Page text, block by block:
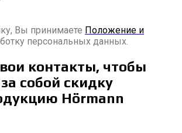
Вы принимаете Положение и
персональных данных.
контакты, чтобы
собой скидку
Hörmann